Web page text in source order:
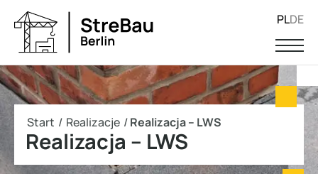
PLDE
Start / Realizacje /Realizacja – LWS
Realizacja – LWS